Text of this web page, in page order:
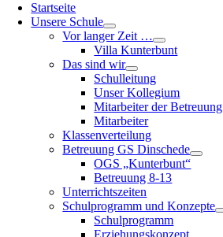
Startseite
Unsere Schule
Vor langer Zeit …
Villa Kunterbunt
Das sind wir
Schulleitung
Unser Kollegium
Mitarbeiter der Betreuung
Mitarbeiter
Klassenverteilung
Betreuung GS Dinschede
OGS „Kunterbunt“
Betreuung 8-13
Unterrichtszeiten
Schulprogramm und Konzepte
Schulprogramm
Erziehungskonzept